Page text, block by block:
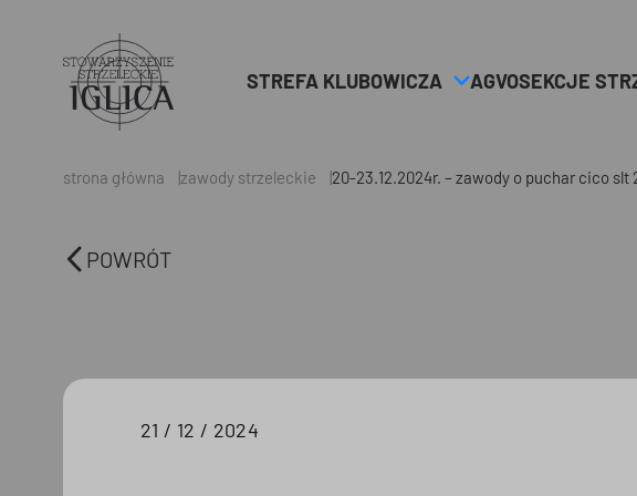
Header
Logo
STREFA KLUBOWICZA AGVOSEKCJE
strona główna zawody strzeleckie 20-23.12.2024r. – zawody o puchar cico
POWRÓT
21 / 12 / 2024